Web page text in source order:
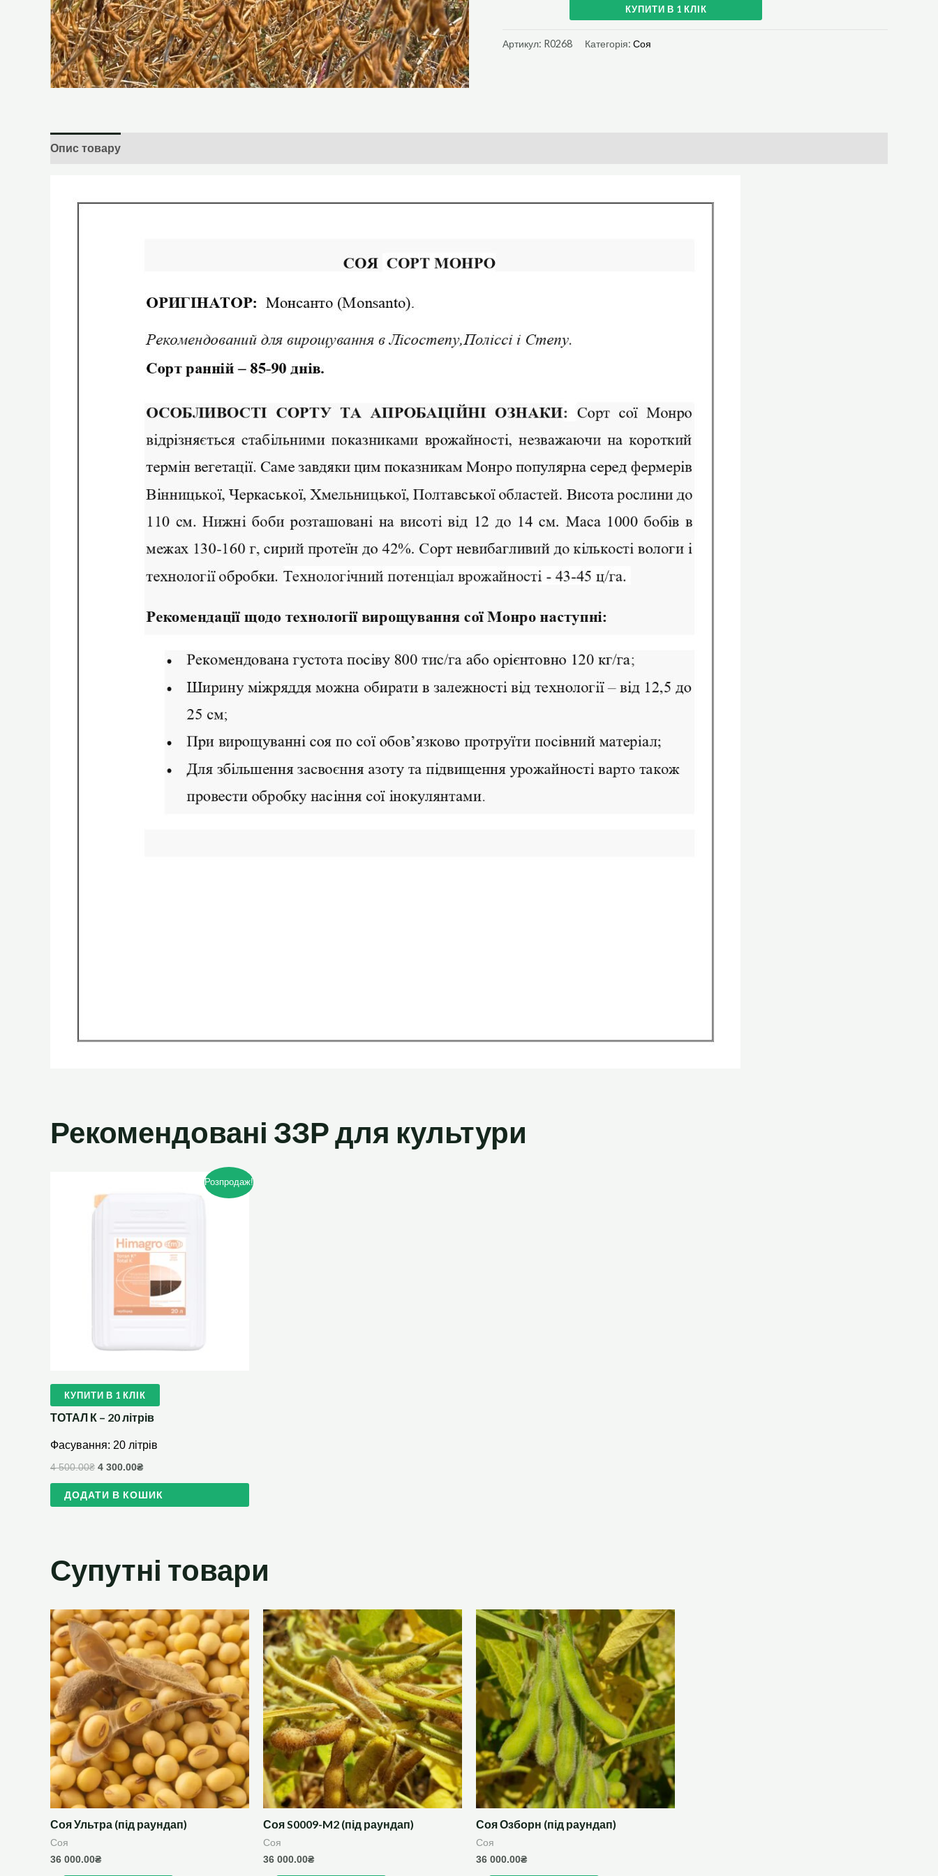
КУПИТИ В 1 КЛІК
Артикул: R0268 Категорія: Соя
Опис товару
Рекомендовані ЗЗР для культури
Розпродаж!
КУПИТИ В 1 КЛІК
ТОТАЛ К – 20 літрів
Фасування: 20 літрів
4 500.00₴
4
4 300.00₴
ДОДАТИ В КОШИК
Супутні товари
Соя Ультра (під раундап)
Соя
36 000.00₴
Соя S0009-M2 (під раундап)
Соя
36 000.00₴
Соя Озборн (під раундап)
Соя
36 000.00₴